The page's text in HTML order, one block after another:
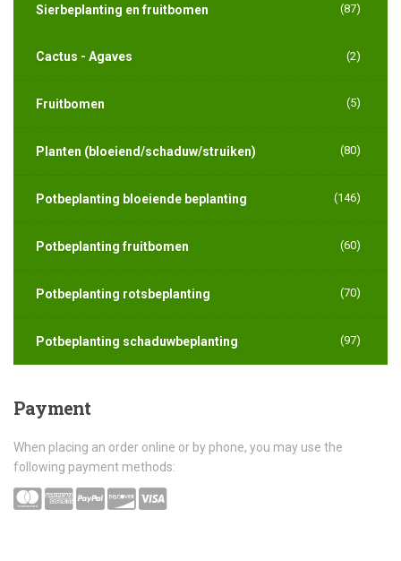
Sierbeplanting en fruitbomen (87)
Cactus - Agaves (2)
Fruitbomen (5)
Planten (bloeiend/schaduw/struiken) (80)
Potbeplanting bloeiende beplanting (146)
Potbeplanting fruitbomen (60)
Potbeplanting rotsbeplanting (70)
Potbeplanting schaduwbeplanting (97)
Payment
When placing an order online or by phone, you may use the
following payment methods: